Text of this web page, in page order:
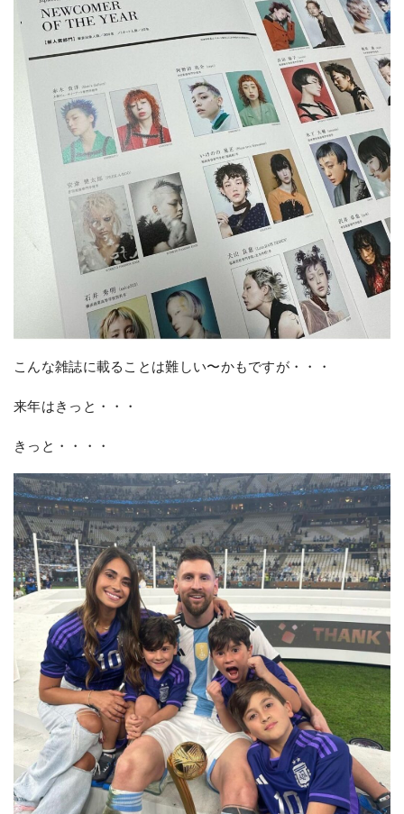
こんな雑誌に載ることは難しい〜かもですが・・・
来年はきっと・・・
きっと・・・・